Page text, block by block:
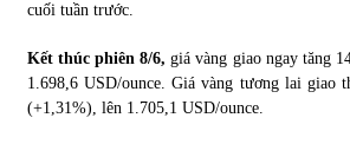
cuối tuần trước.
Kết thúc phiên 8/6, giá vàng giao ngay tăng
1.698,6 USD/ounce. Giá vàng tương lai giao
(+1,31%), lên 1.705,1 USD/ounce.